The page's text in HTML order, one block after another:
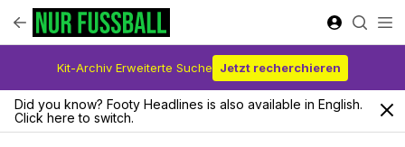
Kit-Archiv Erweiterte Suche Jetzt recherchieren
Did you know? Footy Headlines is also available in English.
Click here to switch.